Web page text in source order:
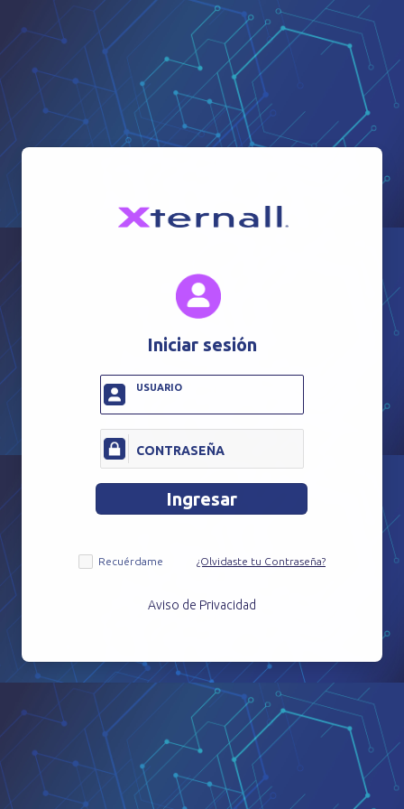
Iniciar sesión
USUARIO
CONTRASEÑA
Ingresar
CheckRecuérdame ¿Olvidaste tu Contraseña?
Aviso de Privacidad